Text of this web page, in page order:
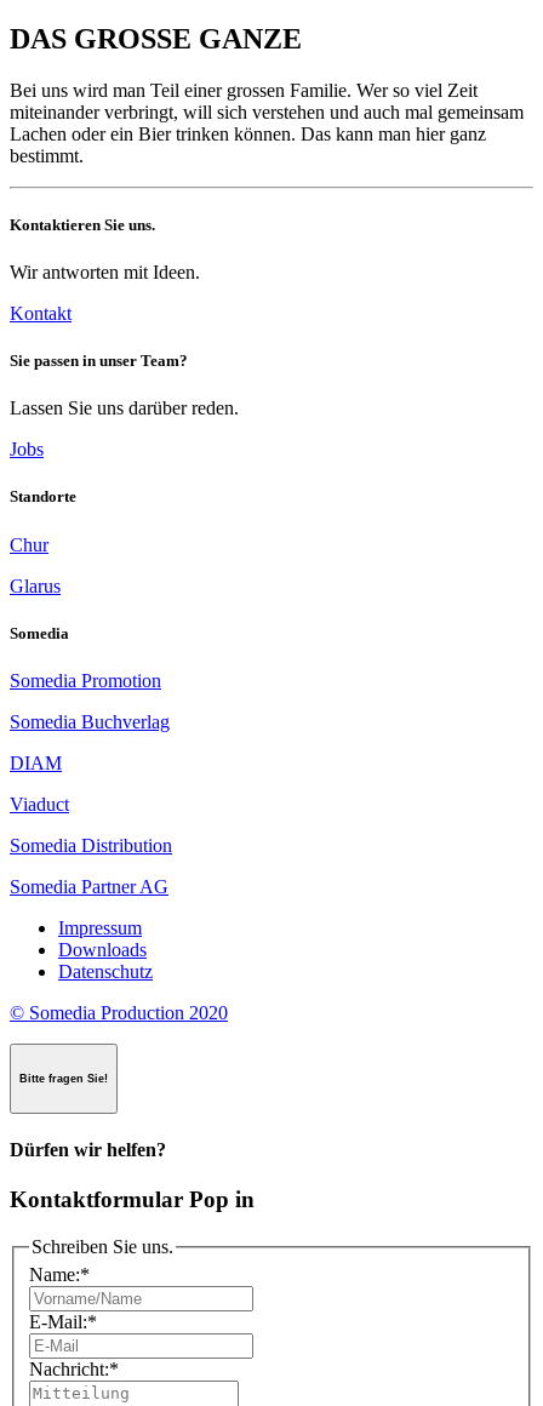
DAS GROSSE GANZE
Bei uns wird man Teil einer grossen Familie. Wer so viel Zeit
miteinander verbringt, will sich verstehen und auch mal gemeinsam
Lachen oder ein Bier trinken können. Das kann man hier ganz
bestimmt.
Kontaktieren Sie uns.
Wir antworten mit Ideen.
Kontakt
Sie passen in unser Team?
Lassen Sie uns darüber reden.
Jobs
Standorte
Chur
Glarus
Somedia
Somedia Promotion
Somedia Buchverlag
DIAM
Viaduct
Somedia Distribution
Somedia Partner AG
Impressum
Downloads
Datenschutz
© Somedia Production 2020
Bitte fragen Sie!
Dürfen wir helfen?
Kontaktformular Pop in
Schreiben Sie uns.
Name:*
E-Mail:*
Nachricht:*